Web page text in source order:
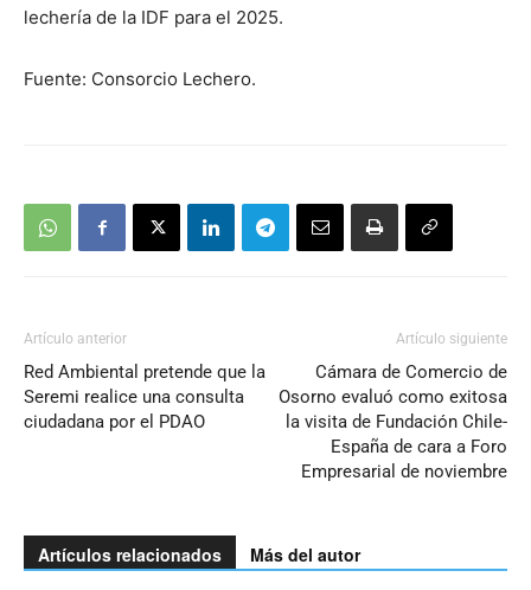
lechería de la IDF para el 2025.
Fuente: Consorcio Lechero.
Artículo anterior
Red Ambiental pretende que la
Seremi realice una consulta
ciudadana por el PDAO
Artículo siguiente
Cámara de Comercio de
Osorno evaluó como exitosa
la visita de Fundación Chile-
España de cara a Foro
Empresarial de noviembre
Artículos relacionados Más del autor